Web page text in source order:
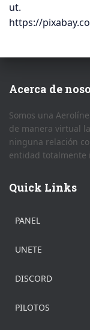
ut.
https://
Acerca de
Somos una
de manera virtual
ninguna relación
entidad totalmente
Quick Links
PANEL
UNETE
DISCORD
PILOTOS